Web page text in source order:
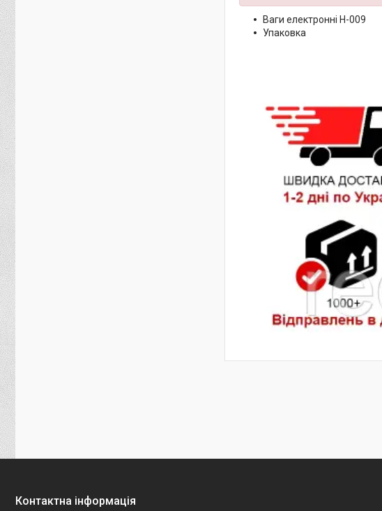
Ваги електронні H-009
Упаковка